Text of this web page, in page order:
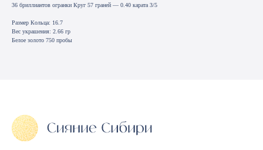
36 бриллиантов огранки Круг 57 граней — 0.40 карата 3/5
Размер Кольца: 16.7
Вес украшения: 2.66 гр
Белое золото 750 пробы